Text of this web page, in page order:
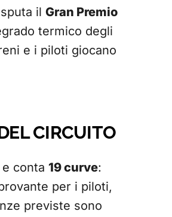
il Gran Premio
termico degli
e i piloti giocano
CIRCUITO
e conta 19 curve:
per i piloti,
previste sono